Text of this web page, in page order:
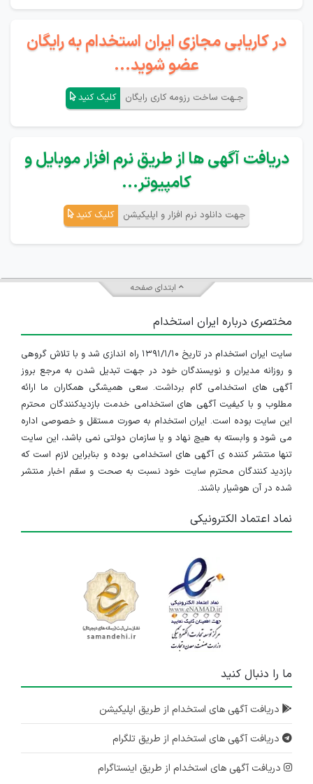
در کاریابی مجازی ایران استخدام به رایگان
عضو شوید...
جـهت ساخت رزومه کاری رایگان کلیک کنید
دریافت آگهی ها از طریق نرم افزار موبایل و
کامپیوتر...
جهت دانلود نرم افزار و اپلیکیشن کلیک کنید
ابتدای صفحه
مختصری درباره ایران استخدام
سایت ایران استخدام در تاریخ ۱۳۹۱/۱/۱۰ راه اندازی شد و با تلاش گروهی
و روزانه مدیران و نویسندگان خود در جهت تبدیل شدن به مرجع بروز
آگهی های استخدامی گام برداشت. سعی همیشگی همکاران ما ارائه
مطلوب و با کیفیت آگهی های استخدامی خدمت بازدیدکنندگان محترم
این سایت بوده است. ایران استخدام به صورت مستقل و خصوصی اداره
می شود و وابسته به هیچ نهاد و یا سازمان دولتی نمی باشد، این سایت
تنها منتشر کننده ی آگهی های استخدامی بوده و بنابراین لازم است که
بازدید کنندگان محترم سایت خود نسبت به صحت و سقم اخبار منتشر
شده در آن هوشیار باشند.
نماد اعتماد الکترونیکی
ما را دنبال کنید
دریافت آگهی های استخدام از طریق اپلیکیشن
دریافت آگهی های استخدام از طریق تلگرام
دریافت آگهی های استخدام از طریق اینستاگرام